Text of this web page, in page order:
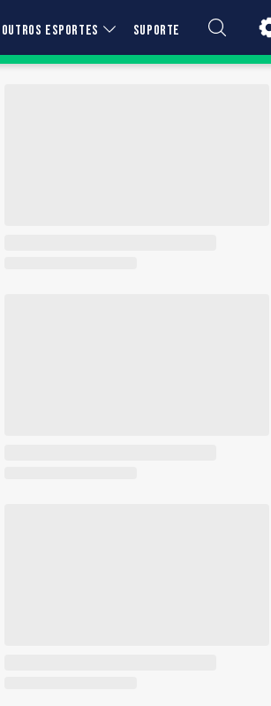
OUTROS ESPORTES SUPORTE